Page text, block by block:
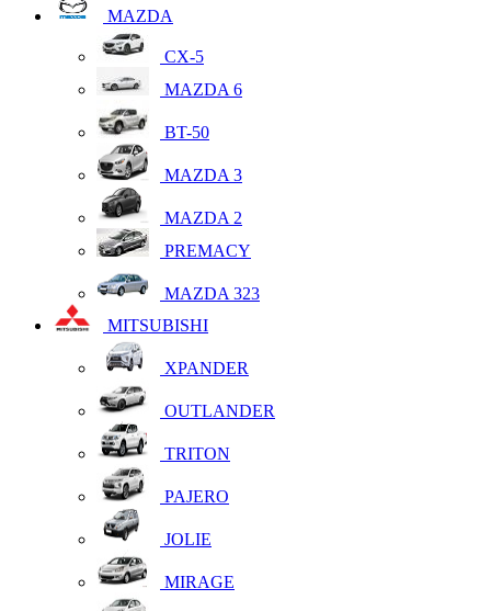
MAZDA
CX-5
MAZDA 6
BT-50
MAZDA 3
MAZDA 2
PREMACY
MAZDA 323
MITSUBISHI
XPANDER
OUTLANDER
TRITON
PAJERO
JOLIE
MIRAGE